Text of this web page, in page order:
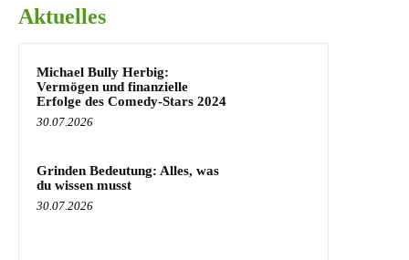
Aktuelles
Michael Bully Herbig:
Vermögen und finanzielle
Erfolge des Comedy-Stars 2024
30.07.2026
Grinden Bedeutung: Alles, was
du wissen musst
30.07.2026